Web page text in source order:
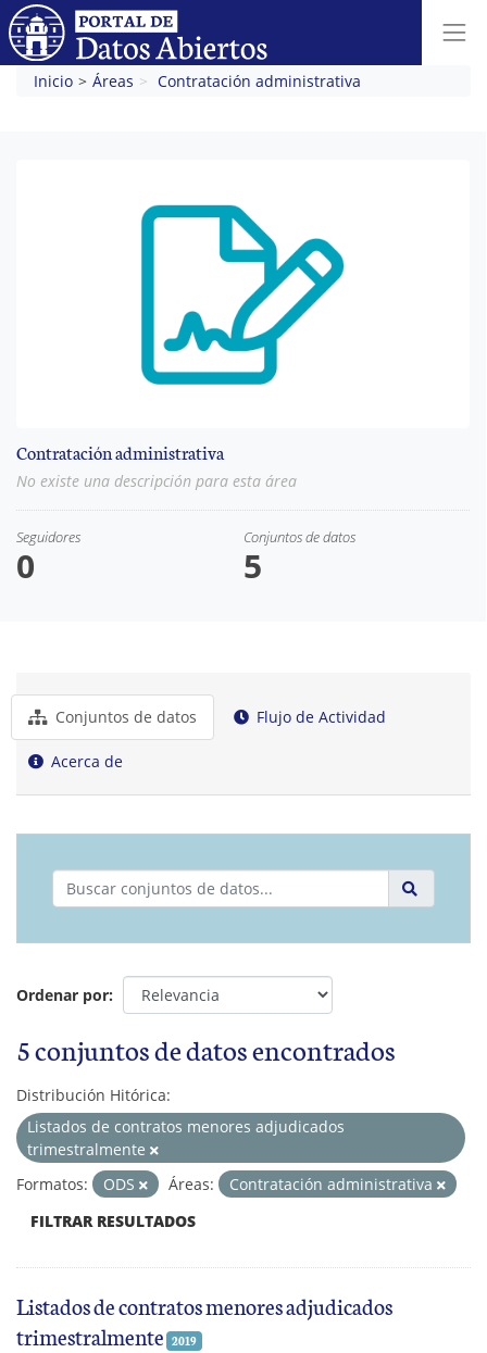
Inicio Áreas Contratación administrativa
Contratación administrativa
No existe una descripción para esta área
Seguidores
0
Conjuntos de datos
5
Conjuntos de datos Flujo de Actividad
Acerca de
Ordenar por
5 conjuntos de datos encontrados
Distribución Hitórica:
Listados de contratos menores adjudicados
trimestralmente
Formatos:
ODS Áreas:
Contratación administrativa
FILTRAR RESULTADOS
Listados de contratos menores adjudicados
trimestralmente 2019